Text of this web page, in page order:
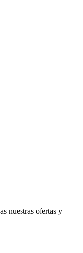
nuestras ofertas y